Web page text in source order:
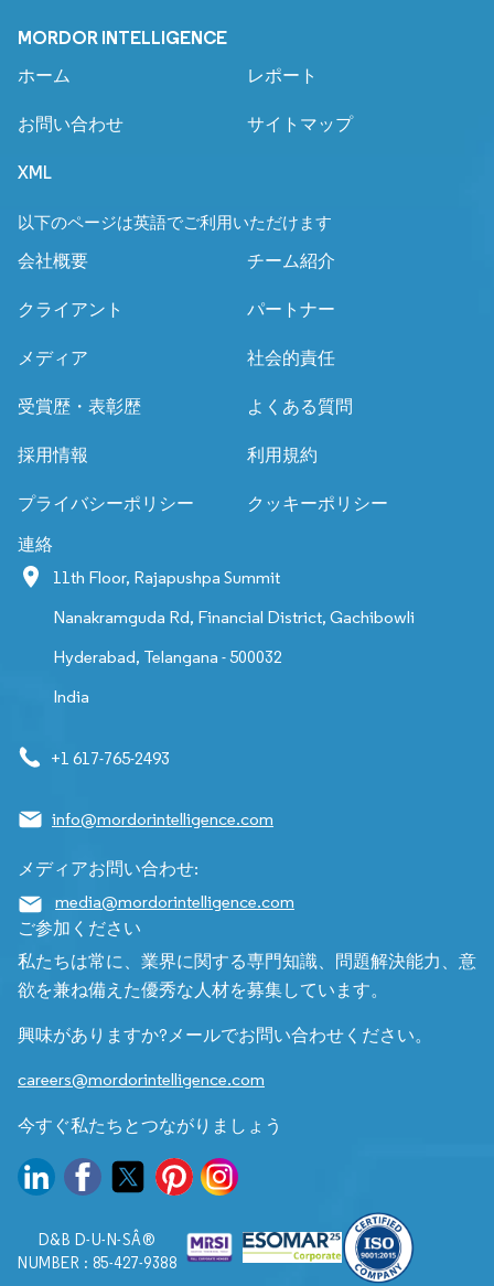
MORDOR INTELLIGENCE
ホーム レポート
お問い合わせ サイトマップ
XML
以下のページは英語でご利用いただけます
会社概要 チーム紹介
クライアント パートナー
メディア 社会的責任
受賞歴・表彰歴 よくある質問
採用情報 利用規約
プライバシーポリシー クッキーポリシー
連絡
11th Floor, Rajapushpa Summit
Nanakramguda Rd, Financial District, Gachibowli
Hyderabad, Telangana - 500032
India
+1 617-765-2493
info@mordorintelligence.com
メディアお問い合わせ:
media@mordorintelligence.com
ご参加ください
私たちは常に、業界に関する専門知識、問題解決能力、意
欲を兼ね備えた優秀な人材を募集しています。
興味がありますか?メールでお問い合わせください。
careers@mordorintelligence.com
今すぐ私たちとつながりましょう
D&B D-U-N-SÂ®
NUMBER : 85-427-9388